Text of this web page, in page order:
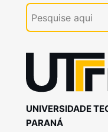
UNIVERSIDADE
PARANÁ